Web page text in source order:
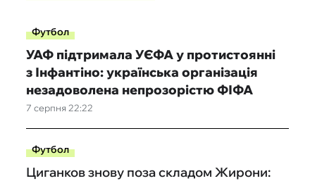
Футбол
7 серпня 22:22
УАФ підтримала УЄФА у протистоянні
з Інфантіно: українська організація
незадоволена непрозорістю ФІФА
Футбол
Циганков знову поза складом Жирони: